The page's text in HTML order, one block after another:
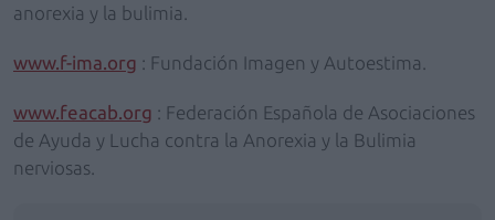
anorexia y la bulimia.
www.f-ima.org : Fundación Imagen y Autoestima.
www.feacab.org : Federación Española de Asociaciones
de Ayuda y Lucha contra la Anorexia y la Bulimia
nerviosas.